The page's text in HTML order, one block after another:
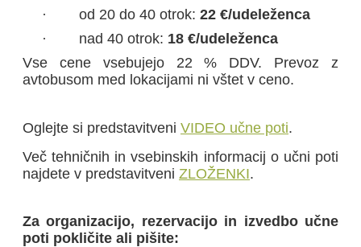
·
od 20 do 40 otrok: 22 €/udeleženca
·
nad 40 otrok: 18 €/udeleženca
Vse cene vsebujejo 22 % DDV. Prevoz z
avtobusom med lokacijami ni vštet v ceno.
Oglejte si predstavitveni VIDEO učne poti.
Več tehničnih in vsebinskih informacij o učni poti
najdete v predstavitveni ZLOŽENKI.
Za organizacijo, rezervacijo in izvedbo učne
poti pokličite ali pišite: